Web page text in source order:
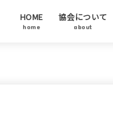
HOME
home
協会について
about